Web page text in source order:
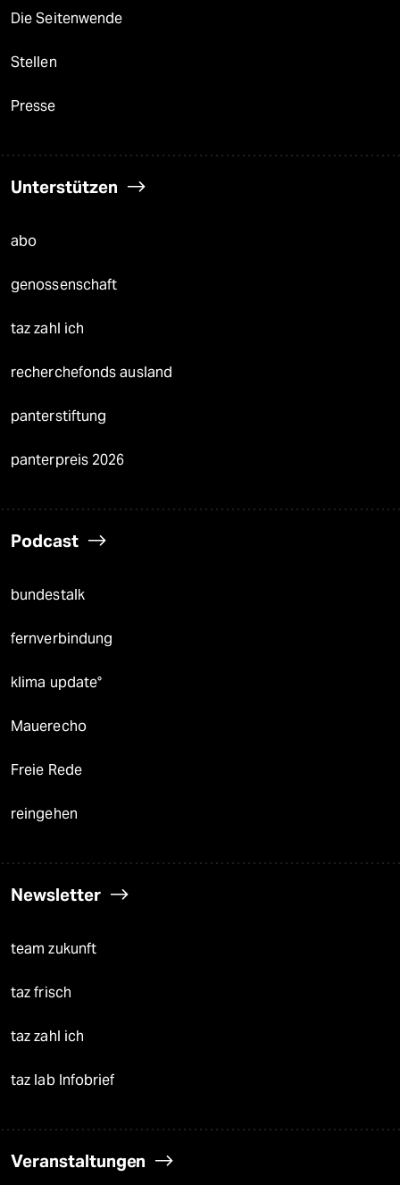
Die Seitenwende
Stellen
Presse
Unterstützen
abo
genossenschaft
taz zahl ich
recherchefonds ausland
panterstiftung
panterpreis 2026
Podcast
bundestalk
fernverbindung
klima update°
Mauerecho
Freie Rede
reingehen
Newsletter
team zukunft
taz frisch
taz zahl ich
taz lab Infobrief
Veranstaltungen